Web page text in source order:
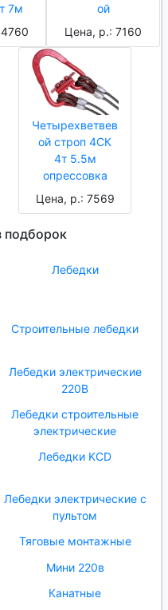
7м
ой
Цена, р.: 7160
Четырехветвев
ой строп 4СК
4т 5.5м
опрессовка
Цена, р.: 7569
подборок
Лебедки
Строительные лебедки
Лебедки электрические
220В
Лебедки строительные
электрические
Лебедки KCD
Лебедки электрические с
пультом
Тяговые монтажные
Мини 220в
Канатные